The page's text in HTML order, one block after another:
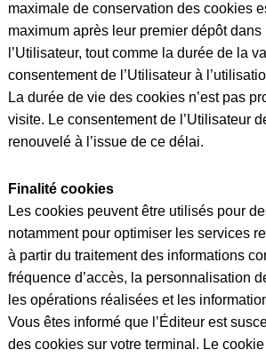
maximale de conservation des cookies
maximum après leur premier dépôt
l’Utilisateur, tout comme la durée de la
consentement de l’Utilisateur à
La durée de vie des cookies n’est pas
visite. Le consentement de l’Utilisateur
renouvelé à l’issue de ce délai.
Finalité cookies
Les cookies peuvent être utilisés pour
notamment pour optimiser les services
à partir du traitement des informations
fréquence d’accès, la personnalisation
les opérations réalisées et les
Vous êtes informé que l’Éditeur est
des cookies sur votre terminal. Le